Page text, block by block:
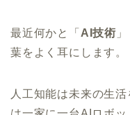
最近何かと「 AI技術 」
葉をよく耳にします。
人工知能は未来の生